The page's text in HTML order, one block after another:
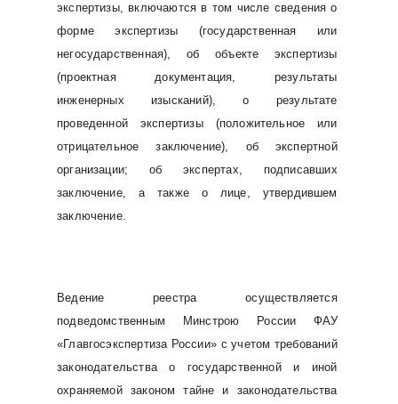
экспертизы, включаются в том числе сведения о
форме экспертизы (государственная или
негосударственная), об объекте экспертизы
(проектная документация, результаты
инженерных изысканий), о результате
проведенной экспертизы (положительное или
отрицательное заключение), об экспертной
организации; об экспертах, подписавших
заключение, а также о лице, утвердившем
заключение.
Ведение реестра осуществляется
подведомственным Минстрою России ФАУ
«Главгосэкспертиза России» с учетом требований
законодательства о государственной и иной
охраняемой законом тайне и законодательства